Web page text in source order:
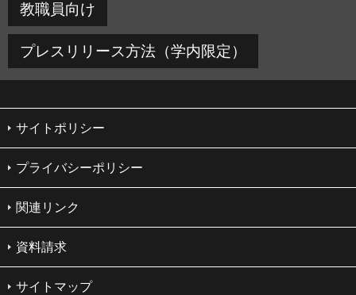
教職員向け
プレスリリース方法（学内限定）
サイトポリシー
プライバシーポリシー
関連リンク
資料請求
サイトマップ